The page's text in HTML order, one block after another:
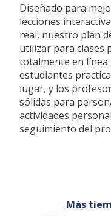
Diseñado para
lecciones
real, nuestro plan
utilizar para clases
totalmente en
estudiantes
lugar, y los
sólidas para
actividades
seguimiento del
Más